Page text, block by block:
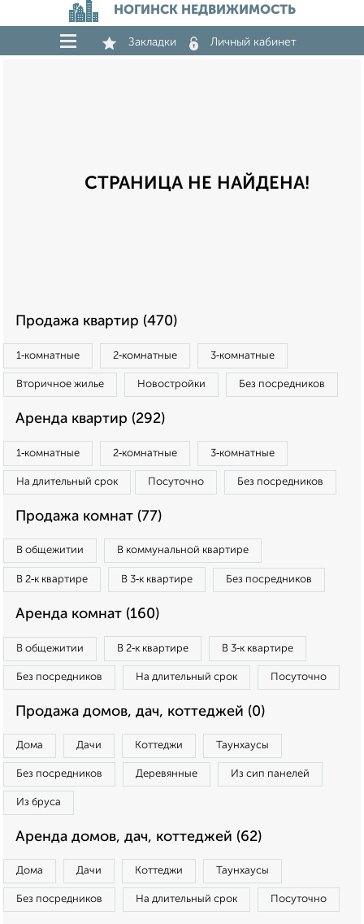
НОГИНСК НЕДВИЖИМОСТЬ
Закладки Личный кабинет
СТРАНИЦА НЕ НАЙДЕНА!
Продажа квартир (470)
1‑комнатные 2‑комнатные 3‑комнатные
Вторичное жилье Новостройки Без посредников
Аренда квартир (292)
1‑комнатные 2‑комнатные 3‑комнатные
На длительный срок Посуточно Без посредников
Продажа комнат (77)
В общежитии В коммунальной квартире
В 2‑к квартире В 3‑к квартире Без посредников
Аренда комнат (160)
В общежитии В 2‑к квартире В 3‑к квартире
Без посредников На длительный срок Посуточно
Продажа домов, дач, коттеджей (0)
Дома Дачи Коттеджи Таунхаусы
Без посредников Деревянные Из сип панелей
Из бруса
Аренда домов, дач, коттеджей (62)
Дома Дачи Коттеджи Таунхаусы
Без посредников На длительный срок Посуточно